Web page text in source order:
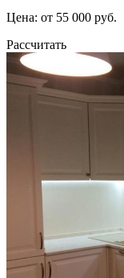
Цена: от 55 000 руб.
Рассчитать